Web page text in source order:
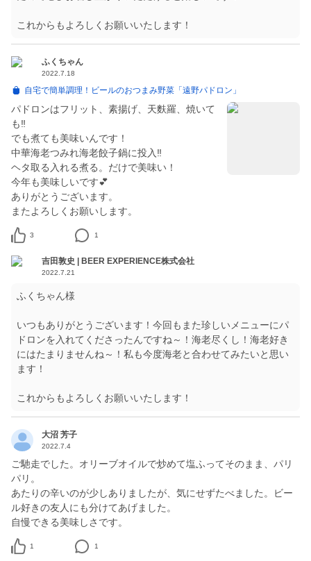
これからもよろしくお願いいたします！
ふくちゃん
2022.7.18
自宅で簡単調理！ビールのおつまみ野菜「遠野パドロン」
パドロンはフリット、素揚げ、天麩羅、焼いて
も‼️
でも煮ても美味いんです！
中華海老つみれ海老餃子鍋に投入‼️
ヘタ取る入れる煮る。だけで美味い！
今年も美味しいです💕
ありがとうございます。
またよろしくお願いします。
3 1
吉田敦史 | BEER EXPERIENCE株式会社
2022.7.21
ふくちゃん様
いつもありがとうございます！今回もまた珍しいメニューにパ
ドロンを入れてくださったんですね～！海老尽くし！海老好き
にはたまりませんね～！私も今度海老と合わせてみたいと思い
ます！
これからもよろしくお願いいたします！
大沼 芳子
2022.7.4
ご馳走でした。オリーブオイルで炒めて塩ふってそのまま、パリ
パリ。
あたりの辛いのが少しありましたが、気にせずたべました。ビー
ル好きの友人にも分けてあげました。
自慢できる美味しさです。
1 1